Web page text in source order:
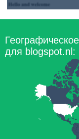
для blogspot.nl: